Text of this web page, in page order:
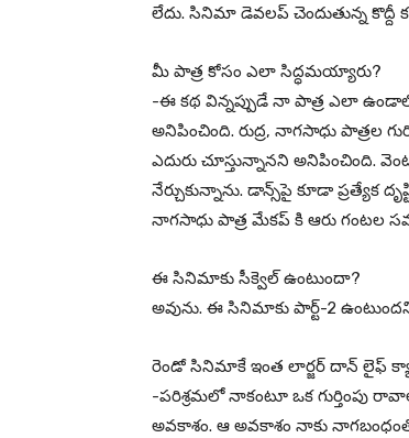
లేదు. సినిమా డెవలప్ చెందుతున్న కొద్దీ
మీ పాత్ర కోసం ఎలా సిద్ధమయ్యారు?
-ఈ కథ విన్నప్పుడే నా పాత్ర ఎలా
అనిపించింది. రుద్ర, నాగసాధు పాత్రల
ఎదురు చూస్తున్నానని అనిపించింది.
నేర్చుకున్నాను. డాన్స్‌పై కూడా ప్రత్యేక
నాగసాధు పాత్ర మేకప్ కి ఆరు గంటల
ఈ సినిమాకు సీక్వెల్ ఉంటుందా?
అవును. ఈ సినిమాకు పార్ట్-2
రెండో సినిమాకే ఇంత లార్జర్ దాన్ లైఫ్
-పరిశ్రమలో నాకంటూ ఒక గుర్తింపు
అవకాశం. ఆ అవకాశం నాకు